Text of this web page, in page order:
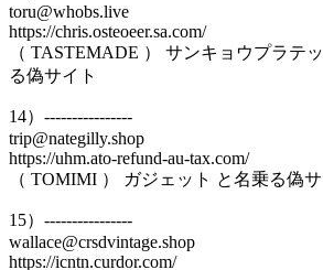
toru@whobs.live
https://chris.osteoeer.sa.com/
（ TASTEMADE ） サンキョウプラテ
る偽サイト
14）----------------
trip@nategilly.shop
https://uhm.ato-refund-au-tax.com/
（ TOMIMI ） ガジェット と名乗る偽サ
15）----------------
wallace@crsdvintage.shop
https://icntn.curdor.com/